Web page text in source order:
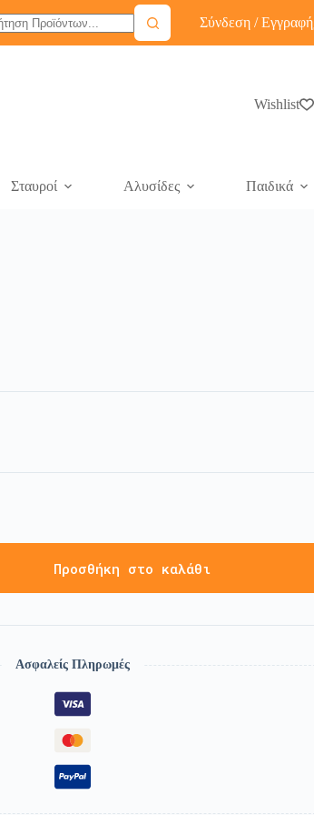
Σύνδεση / Εγγραφή
Wishlist
Σταυροί Αλυσίδες Παιδικά
Προσθήκη στο καλάθι
Ασφαλείς Πληρωμές